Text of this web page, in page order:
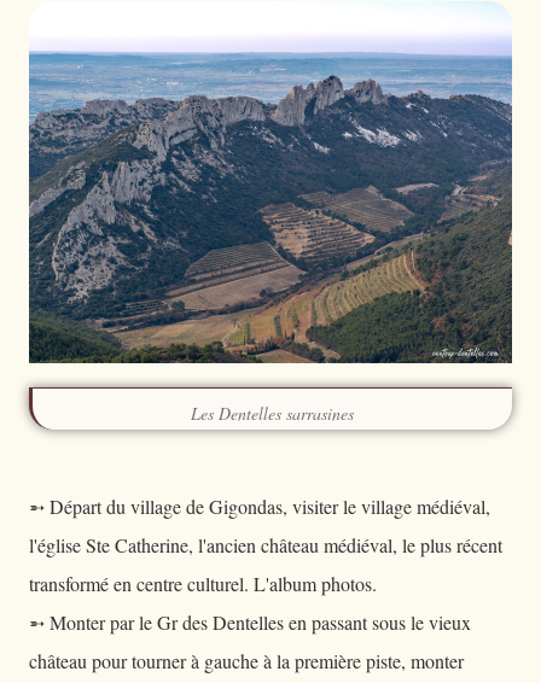
Les Dentelles sarrasines
➵ Départ du village de Gigondas, visiter le village médiéval,
l'église Ste Catherine, l'ancien château médiéval, le plus récent
transformé en centre culturel. L'album photos.
➵ Monter par le Gr des Dentelles en passant sous le vieux
château pour tourner à gauche à la première piste, monter